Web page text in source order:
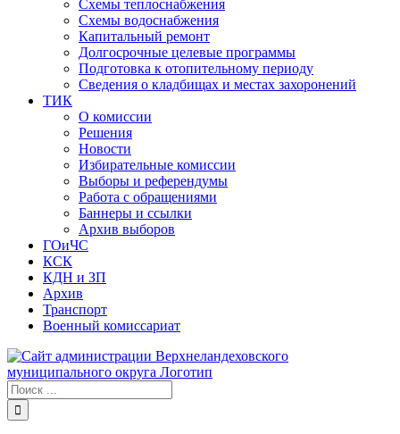
Схемы теплоснабжения
Схемы водоснабжения
Капитальный ремонт
Долгосрочные целевые программы
Подготовка к отопительному периоду
Сведения о кладбищах и местах захоронений
ТИК
О комиссии
Решения
Новости
Избирательные комиссии
Выборы и референдумы
Работа с обращениями
Баннеры и ссылки
Архив выборов
ГОиЧС
КСК
КДН и ЗП
Архив
Транспорт
Военный комиссариат
Результат
поиска: